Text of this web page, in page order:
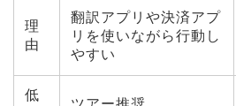
理
由
翻訳アプリや決済アプ
リを使いながら行動し
やすい
低